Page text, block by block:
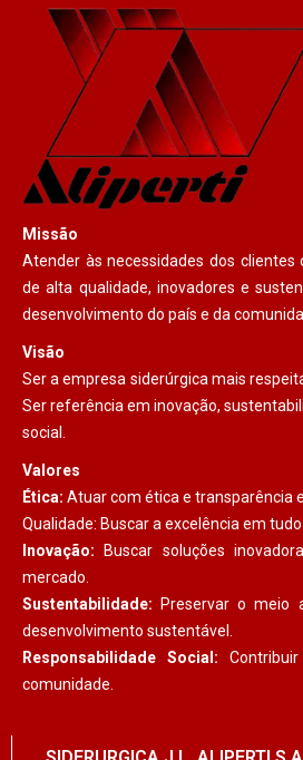
Missão
Atender às necessidades dos clientes
de alta qualidade, inovadores e
desenvolvimento do país e da
Visão
Ser a empresa siderúrgica mais
Ser referência em inovação,
social.
Valores
Ética: Atuar com ética e transparência
Qualidade: Buscar a excelência em
Inovação: Buscar soluções
mercado.
Sustentabilidade: Preservar o meio
desenvolvimento sustentável.
Responsabilidade Social:
comunidade.